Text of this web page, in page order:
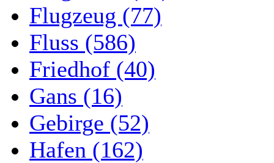
Flugzeug (77)
Fluss (586)
Friedhof (40)
Gans (16)
Gebirge (52)
Hafen (162)